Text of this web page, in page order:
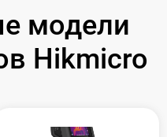
модели
Hikmicro